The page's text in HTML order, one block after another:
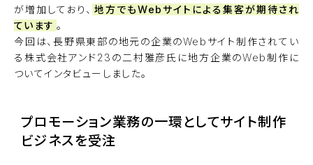
が増加しており、 地方でもWebサイトによる集客が期待され
ています 。
今回は、長野県東部の地元の企業のWebサイト制作されてい
る株式会社アンド23の二村雅彦氏に地方企業のWeb制作に
ついてインタビューしました。
プロモーション業務の一環としてサイト制作
ビジネスを受注